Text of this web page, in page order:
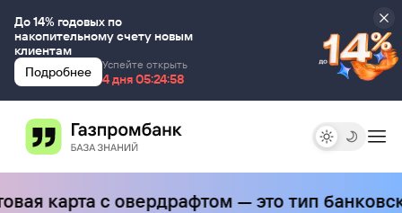
До 14% годовых по
накопительному счету новым
клиентам
Успейте открыть
4 дня 00:00:00
4 дня 05:24:58
Подробнее
карта с овердрафтом — это тип